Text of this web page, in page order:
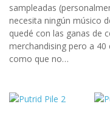
sampleadas
necesita ningún músico
quedé con las ganas de
merchandising pero a
como que no…